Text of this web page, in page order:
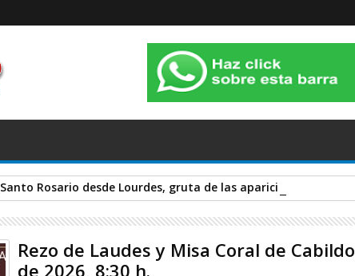
Santo Rosario desde Lourdes, gruta de las apariciones. Sábado
Rezo de Laudes y Misa Coral de
de 2026, 8:30 h.